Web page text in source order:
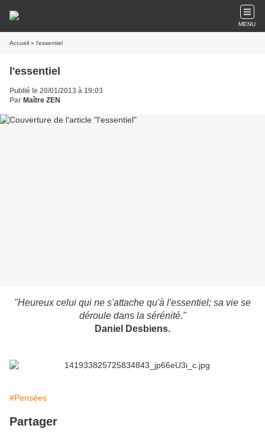
MENU
Accueil » l'essentiel
l'essentiel
Publié le 20/01/2013 à 19:03
Par Maître ZEN
"Heureux celui qui ne s'attache qu'à l'essentiel; sa vie se
déroule dans la sérénité."
Daniel Desbiens.
#Pensées
Partager